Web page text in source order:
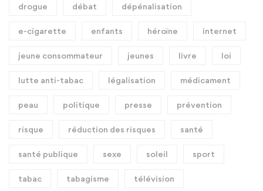
drogue débat dépénalisation
e-cigarette enfants héroïne internet
jeune consommateur jeunes livre loi
lutte anti-tabac légalisation médicament
peau politique presse prévention
risque réduction des risques santé
santé publique sexe soleil sport
tabac tabagisme télévision